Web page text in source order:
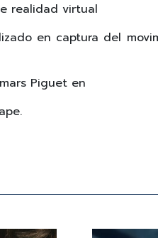
realidad virtual
en captura del
Piguet en